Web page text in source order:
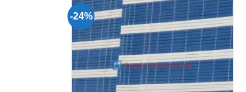
-24%
Add to
Wishlist